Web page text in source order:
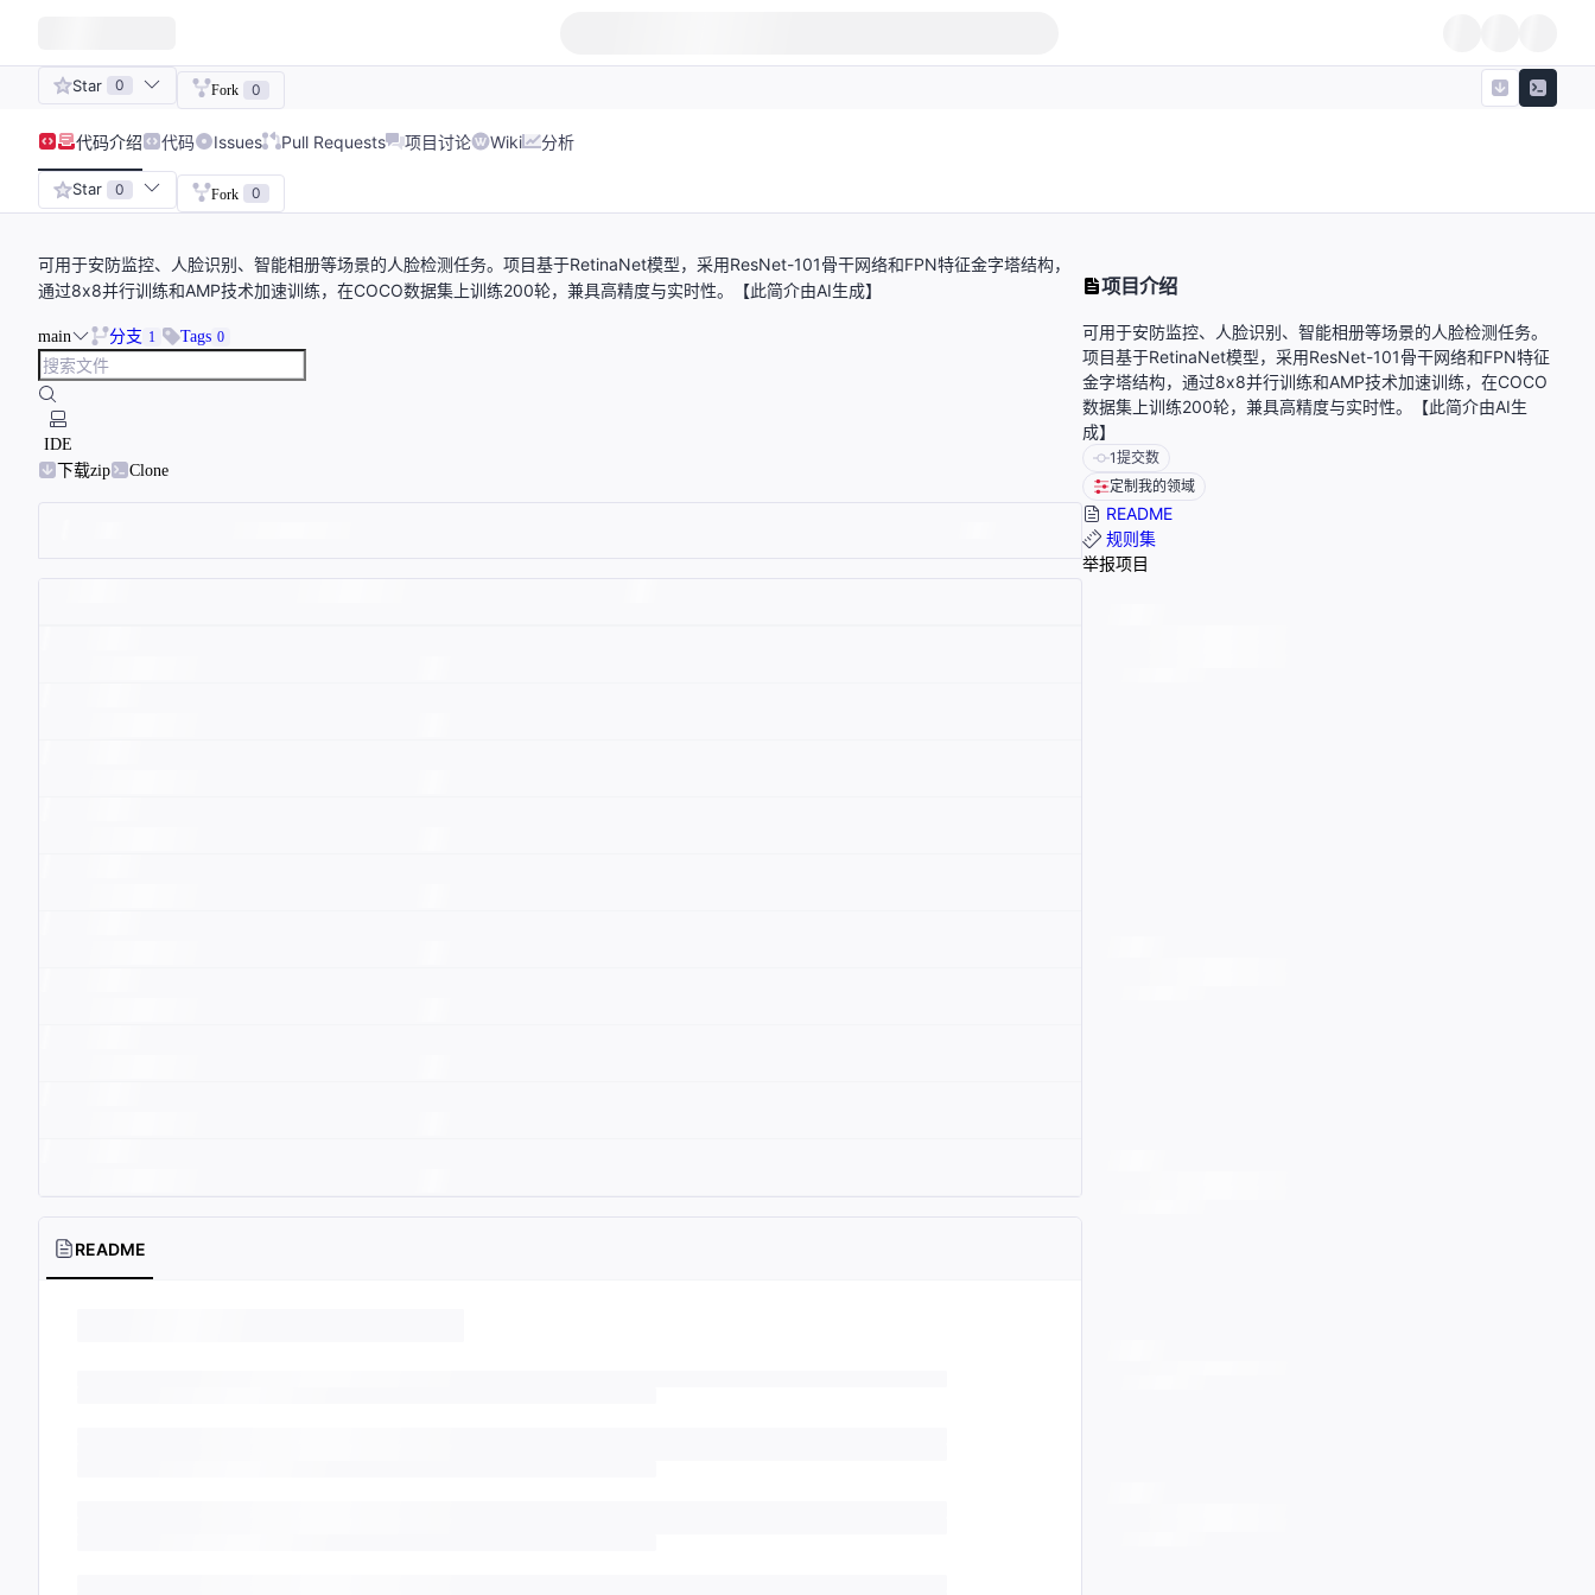
Star 0 Fork 0
代码介绍 代码 Issues Pull Requests 项目讨论 Wiki 分析
Star 0 Fork 0
可用于安防监控、人脸识别、智能相册等场景的人脸检测任务。项目基于RetinaNet模型，采用ResNet-101骨干网络和FPN特征金字塔结构，
通过8x8并行训练和AMP技术加速训练，在COCO数据集上训练200轮，兼具高精度与实时性。【此简介由AI生成】
main 分支 1 Tags 0
IDE
下载zip
Clone
README
项目介绍
可用于安防监控、人脸识别、智能相册等场景的人脸检测任务。
项目基于RetinaNet模型，采用ResNet-101骨干网络和FPN特征
金字塔结构，通过8x8并行训练和AMP技术加速训练，在COCO
数据集上训练200轮，兼具高精度与实时性。【此简介由AI生
成】
1提交数
定制我的领域
README
规则集
举报项目